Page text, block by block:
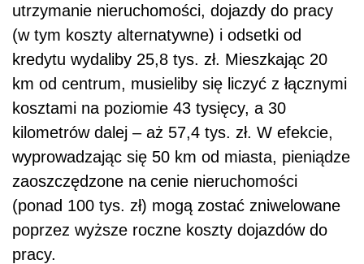
utrzymanie nieruchomości, dojazdy do pracy
(w tym koszty alternatywne) i odsetki od
kredytu wydaliby 25,8 tys. zł. Mieszkając 20
km od centrum, musieliby się liczyć z łącznymi
kosztami na poziomie 43 tysięcy, a 30
kilometrów dalej – aż 57,4 tys. zł. W efekcie,
wyprowadzając się 50 km od miasta, pieniądze
zaoszczędzone na cenie nieruchomości
(ponad 100 tys. zł) mogą zostać zniwelowane
poprzez wyższe roczne koszty dojazdów do
pracy.